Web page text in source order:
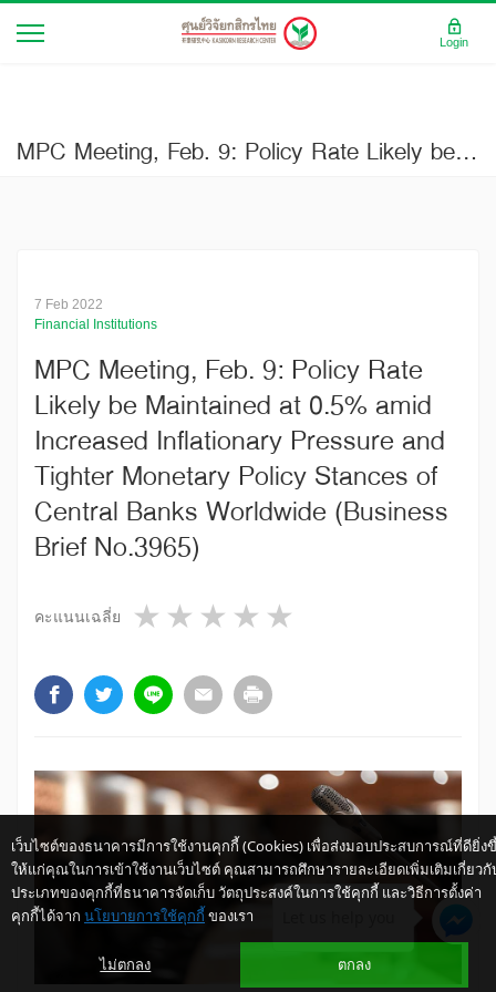
MPC Meeting, Feb. 9: Policy Rate Likely be Maintained at 0.5% amid Increased Inflationary Pressure and Tighter Monetary Policy Stances of Central Banks Worldwide (Business Brief No.3965)
7 Feb 2022
Financial Institutions
MPC Meeting, Feb. 9: Policy Rate
Likely be Maintained at 0.5% amid
Increased Inflationary Pressure and
Tighter Monetary Policy Stances of
Central Banks Worldwide (Business
Brief No.3965)
คะแนนเฉลี่ย 4 stars
3 stars
2 stars
1 star
เว็บไซต์ของธนาคารมีการใช้งานคุกกี้ (Cookies) เพื่อส่งมอบประสบการณ์ที่ดียิ่ง
ให้แก่คุณในการเข้าใช้งานเว็บไซต์ คุณสามารถศึกษารายละเอียดเพิ่มเติมเกี่ยวกั
ประเภทของคุกกี้ที่ธนาคารจัดเก็บ วัตถุประสงค์ในการใช้คุกกี้ และวิธีการตั้งค่า
คุกกี้ได้จาก นโยบายการใช้คุกกี้ ของเรา
ไม่ตกลง ตกลง
Login